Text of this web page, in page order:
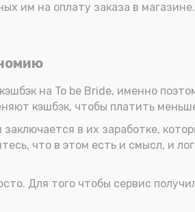
им на оплату заказа в
на To be Bride, именно
кэшбэк, чтобы платить
в их заработке,
что в этом есть и смысл, и
Для того чтобы сервис